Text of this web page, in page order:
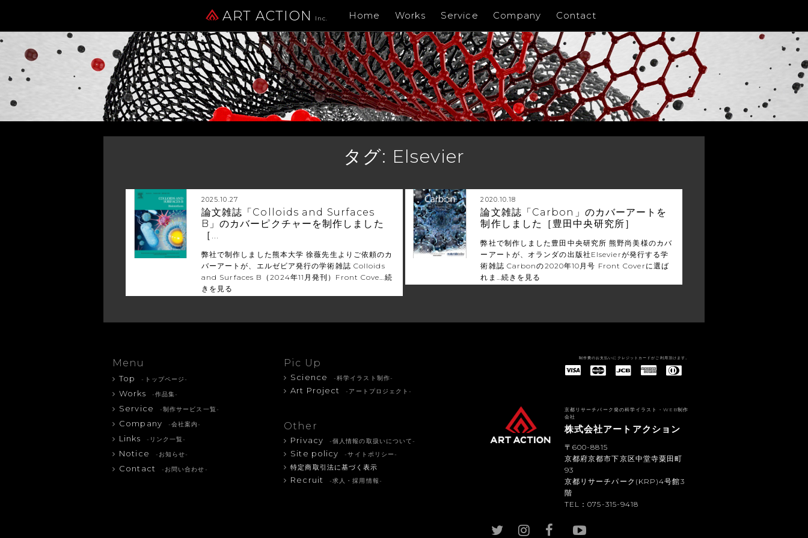
ART ACTION Inc. Home Works Service Company Contact
タグ: Elsevier
2025.10.27
論文雑誌「Colloids and Surfaces
B」のカバーピクチャーを制作しました
［…
弊社で制作しました熊本大学 徐薇先生よりご依頼のカ
バーアートが、エルゼビア発行の学術雑誌 Colloids
and Surfaces B（2024年11月発刊）Front Cove…続
きを見る
2020.10.18
論文雑誌「Carbon」のカバーアートを
制作しました［豊田中央研究所］
弊社で制作しました豊田中央研究所 熊野尚美様のカバ
ーアートが、オランダの出版社Elsevierが発行する学
術雑誌 Carbonの2020年10月号 Front Coverに選ば
れま…続きを見る
Menu
Top -トップページ-
Works -作品集-
Service -制作サービス一覧-
Company -会社案内-
Links -リンク一覧-
Notice -お知らせ-
Contact -お問い合わせ-
Pic Up
Science -科学イラスト制作-
Art Project -アートプロジェクト-
Other
Privacy -個人情報の取扱いについて-
Site policy
-サイトポリシー-
特定商取引法に基づく表示
Recruit -求人・採用情報-
制作費のお支払いにクレジットカードがご利用頂けます。
京都リサーチパーク発の科学イラスト・WEB制作
会社
株式会社アートアクション
〒600-8815
京都府京都市下京区中堂寺粟田町
93
京都リサーチパーク(KRP)4号館3
階
TEL：075-315-9418